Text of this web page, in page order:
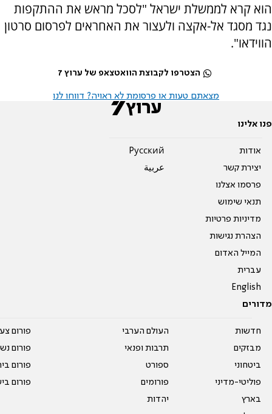
הוא קרא לממשלת ישראל "לסכל מראש את ההתקפות
נגד מסגד אל-אקצה ולעצור את האחראים לפרסום סרטון
הווידאו".
הצטרפו לקבוצת הוואטצאפ של ערוץ 7
מצאתם טעות או פרסומת לא ראויה? דווחו לנו
פנו אלינו
אודות
יצירת קשר
פרסמו אצלנו
תנאי שימוש
מדיניות פרטיות
הצהרת נגישות
המייל האדום
עברית
English
Pусский
عربية
מדורים
חדשות
מבזקים
ביטחוני
פוליטי-מדיני
בארץ
העולם הערבי
תרבות ופנאי
ספורט
פורומים
יהדות
פורום
פורום
פורום
פורום